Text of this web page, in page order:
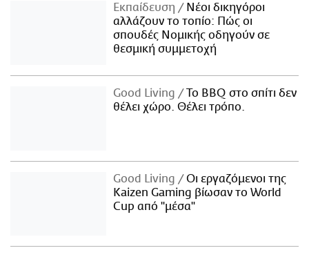
Εκπαίδευση
Νέοι δικηγόροι
αλλάζουν το τοπίο: Πώς οι
σπουδές Νομικής οδηγούν σε
θεσμική συμμετοχή
Good Living
Το BBQ στο σπίτι δεν
θέλει χώρο. Θέλει τρόπο.
Good Living
Οι εργαζόμενοι της
Kaizen Gaming βίωσαν το World
Cup από "μέσα"